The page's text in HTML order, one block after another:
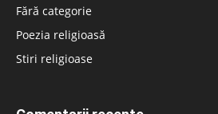
Fără categorie
Poezia religioasă
Stiri religioase